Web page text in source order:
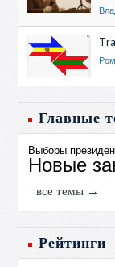
Главные
Выборы
Новые
все темы →
Рейтинги